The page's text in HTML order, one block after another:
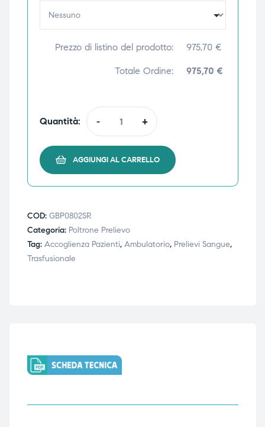
Prezzo di listino del prodotto: 975,70 €
Totale Ordine: 975,70 €
Quantità: - +
AGGIUNGI AL CARRELLO
COD: GBP0802SR
Categoria: Poltrone Prelievo
Tag: Accoglienza Pazienti, Ambulatorio, Prelievi Sangue,
Trasfusionale